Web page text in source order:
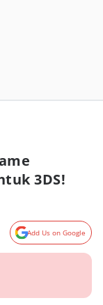
3DS!
Add Us on Google